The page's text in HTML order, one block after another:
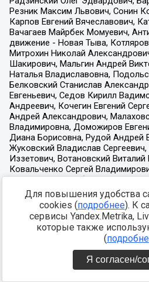
Для повышения удобства
cookies (подробнее). К
сервисы Yandex.Metrika,
которые также
(
Я согласен/